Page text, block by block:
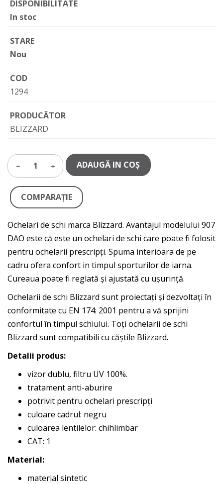
DISPONIBILITATE
In stoc
STARE
Nou
COD
1294
PRODUCĂTOR
BLIZZARD
1 ADAUGĂ IN COŞ
COMPARAŢIE
Ochelari de schi marca Blizzard. Avantajul modelului 907
DAO este că este un ochelari de schi care poate fi folosit
pentru ochelarii prescripți. Spuma interioara de pe
cadru ofera confort in timpul sporturilor de iarna.
Cureaua poate fi reglată și ajustată cu ușurință.
Ochelarii de schi Blizzard sunt proiectați și dezvoltați în
conformitate cu EN 174: 2001 pentru a vă sprijini
confortul în timpul schiului. Toți ochelarii de schi
Blizzard sunt compatibili cu căștile Blizzard.
Detalii produs:
vizor dublu, filtru UV 100%.
tratament anti-aburire
potrivit pentru ochelari prescripți
culoare cadrul: negru
culoarea lentilelor: chihlimbar
CAT: 1
Material:
material sintetic